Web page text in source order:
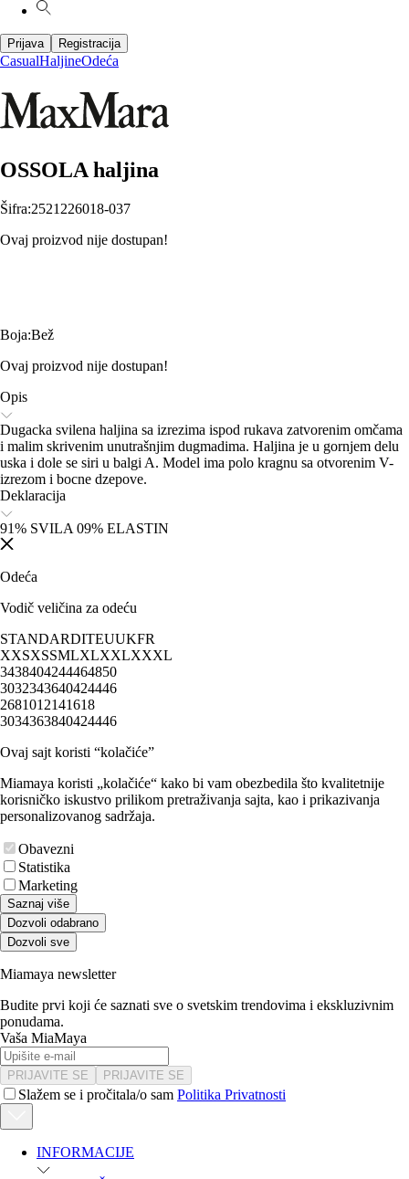
Prijava Registracija
CasualHaljineOdeća
OSSOLA haljina
Šifra:2521226018-037
Ovaj proizvod nije dostupan!
Boja:Bež
Ovaj proizvod nije dostupan!
Opis
Dugacka svilena haljina sa izrezima ispod rukava zatvorenim omčama
i malim skrivenim unutrašnjim dugmadima. Haljina je u gornjem delu
uska i dole se siri u balgi A. Model ima polo kragnu sa otvorenim V-
izrezom i bocne dzepove.
Deklaracija
91% SVILA 09% ELASTIN
Odeća
Vodič veličina za odeću
STANDARDITEUUKFR
XXSXSSMLXLXXLXXXL
3438404244464850
3032343640424446
2681012141618
3034363840424446
Ovaj sajt koristi “kolačiće”
Miamaya koristi „kolačiće“ kako bi vam obezbedila što kvalitetnije
korisničko iskustvo prilikom pretraživanja sajta, kao i prikazivanja
personalizovanog sadržaja.
Obavezni
Statistika
Marketing
Saznaj više
Dozvoli odabrano
Dozvoli sve
Miamaya newsletter
Budite prvi koji će saznati sve o svetskim trendovima i ekskluzivnim
ponudama.
Vaša MiaMaya
PRIJAVITE SE PRIJAVITE SE
Slažem se i pročitala/o sam Politika Privatnosti
INFORMACIJE